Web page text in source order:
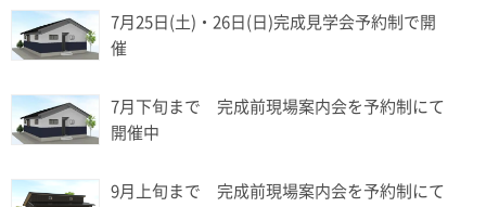
7月25日(土)・26日(日)完成見学会予約制で開
催
7月下旬まで 完成前現場案内会を予約制にて
開催中
9月上旬まで 完成前現場案内会を予約制にて